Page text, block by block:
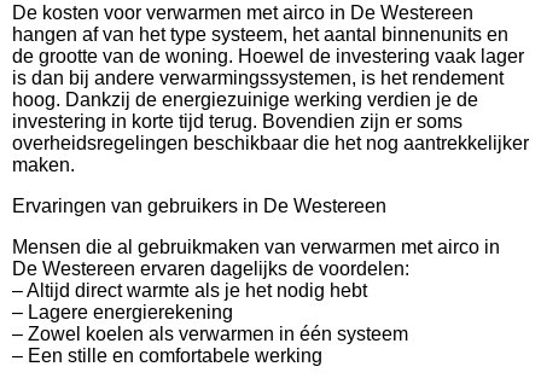
De kosten voor verwarmen met airco in De Westereen
hangen af van het type systeem, het aantal binnenunits en
de grootte van de woning. Hoewel de investering vaak lager
is dan bij andere verwarmingssystemen, is het rendement
hoog. Dankzij de energiezuinige werking verdien je de
investering in korte tijd terug. Bovendien zijn er soms
overheidsregelingen beschikbaar die het nog aantrekkelijker
maken.
Ervaringen van gebruikers in De Westereen
Mensen die al gebruikmaken van verwarmen met airco in
De Westereen ervaren dagelijks de voordelen:
– Altijd direct warmte als je het nodig hebt
– Lagere energierekening
– Zowel koelen als verwarmen in één systeem
– Een stille en comfortabele werking